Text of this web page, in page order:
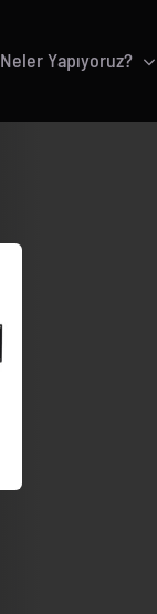
Neler Yapıyoruz?